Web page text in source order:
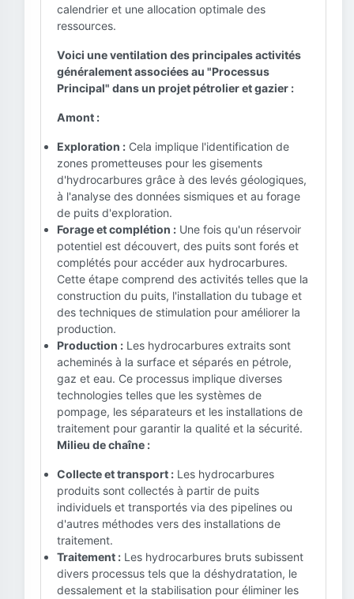
calendrier et une allocation optimale des
ressources.
Voici une ventilation des principales activités
généralement associées au "Processus
Principal" dans un projet pétrolier et gazier :
Amont :
Exploration : Cela implique l'identification de
zones prometteuses pour les gisements
d'hydrocarbures grâce à des levés géologiques,
à l'analyse des données sismiques et au forage
de puits d'exploration.
Forage et complétion : Une fois qu'un réservoir
potentiel est découvert, des puits sont forés et
complétés pour accéder aux hydrocarbures.
Cette étape comprend des activités telles que la
construction du puits, l'installation du tubage et
des techniques de stimulation pour améliorer la
production.
Production : Les hydrocarbures extraits sont
acheminés à la surface et séparés en pétrole,
gaz et eau. Ce processus implique diverses
technologies telles que les systèmes de
pompage, les séparateurs et les installations de
traitement pour garantir la qualité et la sécurité.
Milieu de chaîne :
Collecte et transport : Les hydrocarbures
produits sont collectés à partir de puits
individuels et transportés via des pipelines ou
d'autres méthodes vers des installations de
traitement.
Traitement : Les hydrocarbures bruts subissent
divers processus tels que la déshydratation, le
dessalement et la stabilisation pour éliminer les